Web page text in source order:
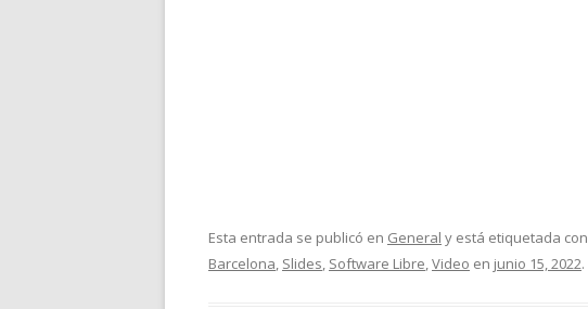
Esta entrada se publicó en General y está etiquetada con
Barcelona Slides Software Libre Video en junio 15, 2022.